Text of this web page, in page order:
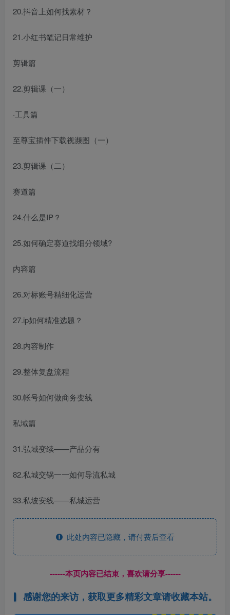
20.抖音上如何找素材？
21.小红书笔记日常维护
剪辑篇
22.剪辑课（一）
·工具篇
至尊宝插件下载视濒图（一）
23.剪辑课（二）
赛道篇
24.什么是IP？
25.如何确定赛道找细分领域?
内容篇
26.对标账号精细化运营
27.ip如何精准选题？
28.内容制作
29.整体复盘流程
30.帐号如何做商务变线
私域篇
31.弘域变续——产品分有
82.私城交锅一一如何导流私城
33.私坡安线——私城运营
此处内容已隐藏，请付费后查看
------本页内容已结束，喜欢请分享------
感谢您的来访，获取更多精彩文章请收藏本站。